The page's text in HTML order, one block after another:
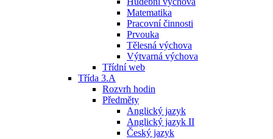
Matematika
Pracovní činnosti
Prvouka
Tělesná výchova
Výtvarná výchova
Třídní web
Třída 3.A
Rozvrh hodin
Předměty
Anglický jazyk
Anglický jazyk II
Český jazyk